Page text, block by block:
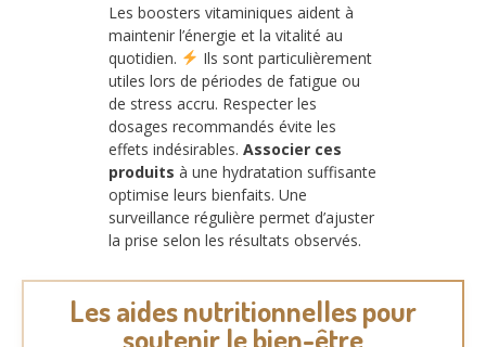
Les boosters vitaminiques aident à
maintenir l’énergie et la vitalité au
quotidien.
Ils sont particulièrement
utiles lors de périodes de fatigue ou
de stress accru. Respecter les
dosages recommandés évite les
effets indésirables. Associer ces
produits à une hydratation suffisante
optimise leurs bienfaits. Une
surveillance régulière permet d’ajuster
la prise selon les résultats observés.
Les aides nutritionnelles pour
soutenir le bien-être